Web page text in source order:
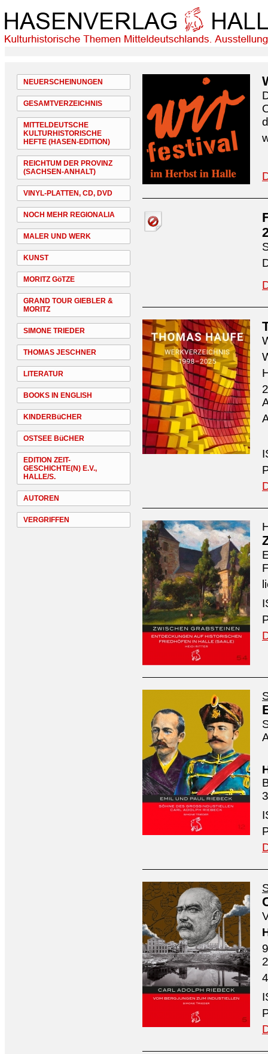
NEUERSCHEINUNGEN
GESAMTVERZEICHNIS
MITTELDEUTSCHE
KULTURHISTORISCHE
HEFTE (HASEN-EDITION)
REICHTUM DER PROVINZ
(SACHSEN-ANHALT)
VINYL-PLATTEN, CD, DVD
NOCH MEHR REGIONALIA
MALER UND WERK
KUNST
MORITZ GöTZE
GRAND TOUR GIEBLER &
MORITZ
SIMONE TRIEDER
THOMAS JESCHNER
LITERATUR
BOOKS IN ENGLISH
KINDERBüCHER
OSTSEE BüCHER
EDITION ZEIT-
GESCHICHTE(N) E.V.,
HALLE/S.
AUTOREN
VERGRIFFEN